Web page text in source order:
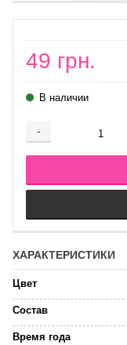
49 грн.
В наличии
-
ХАРАКТЕРИСТИКИ
Цвет
Состав
Время года